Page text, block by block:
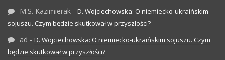
M.S. Kazimierak - D. Wojciechowska: O niemiecko-ukraińskim
sojuszu. Czym będzie skutkował w przyszłości?
ad - D. Wojciechowska: O niemiecko-ukraińskim sojuszu. Czym
będzie skutkował w przyszłości?